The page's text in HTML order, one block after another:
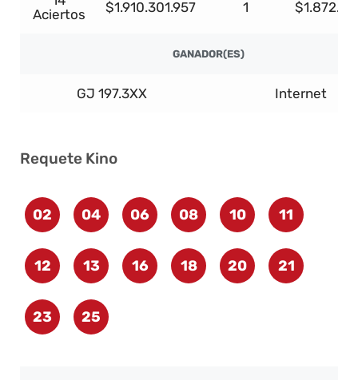
Aciertos
$1.910.301.957 1
GANADOR(ES)
GJ 197.3XX Internet
Requete Kino
02 04 06 08 10 11
12 13 16 18 20 21
23 25